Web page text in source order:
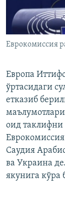
Еврокомиссия
Европа
ўртасидаги
етказиб
оид таклифни
Саудия
ва Украина
якунига кўра